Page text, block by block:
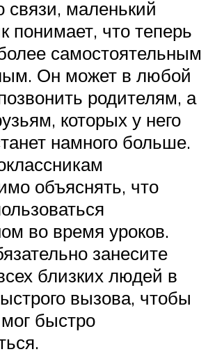
связи, маленький
понимает, что теперь
самостоятельным
Он может в любой
родителям, а
которых у него
намного больше.
объяснять, что
во время уроков.
занесите
близких людей в
вызова, чтобы
быстро